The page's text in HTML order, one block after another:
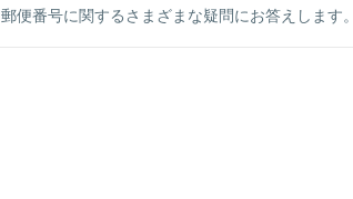
郵便番号に関するさまざまな疑問にお答えします。